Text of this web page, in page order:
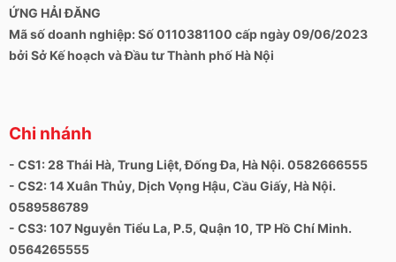
ỨNG HẢI ĐĂNG
Mã số doanh nghiệp: Số 0110381100 cấp ngày 09/06/2023
bởi Sở Kế hoạch và Đầu tư Thành phố Hà Nội
Chi nhánh
- CS1: 28 Thái Hà, Trung Liệt, Đống Đa, Hà Nội. 0582666555
- CS2: 14 Xuân Thủy, Dịch Vọng Hậu, Cầu Giấy, Hà Nội.
0589586789
- CS3: 107 Nguyễn Tiểu La, P.5, Quận 10, TP Hồ Chí Minh.
0564265555